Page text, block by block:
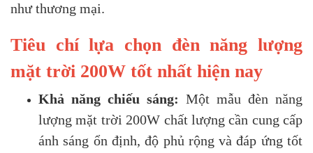
như thương mại.
Tiêu chí lựa chọn đèn năng lượng
mặt trời 200W tốt nhất hiện nay
Khả năng chiếu sáng: Một mẫu đèn năng
lượng mặt trời 200W chất lượng cần cung cấp
ánh sáng ổn định, độ phủ rộng và đáp ứng tốt